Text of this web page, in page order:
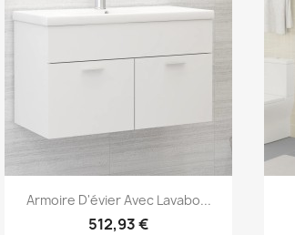
 Aperçu rapide
Armoire D'évier Avec Lavabo...
512,93 €